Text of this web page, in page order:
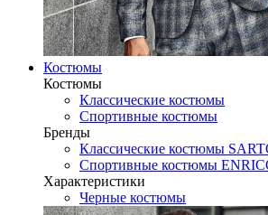
Костюмы
Костюмы
Классические костюмы
Спортивные костюмы
Бренды
Классические костюмы
Спортивные костюмы
Характеристики
Черные костюмы